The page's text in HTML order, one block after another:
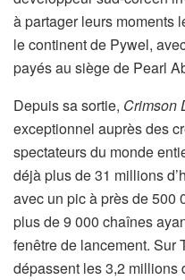
à partager leurs moments
le continent de Pywel,
payés au siège de Pearl
Depuis sa sortie, Crimson
exceptionnel auprès des
spectateurs du monde
déjà plus de 31 millions
avec un pic à près de 500
plus de 9 000 chaînes
fenêtre de lancement. Sur
dépassent les 3,2 millions